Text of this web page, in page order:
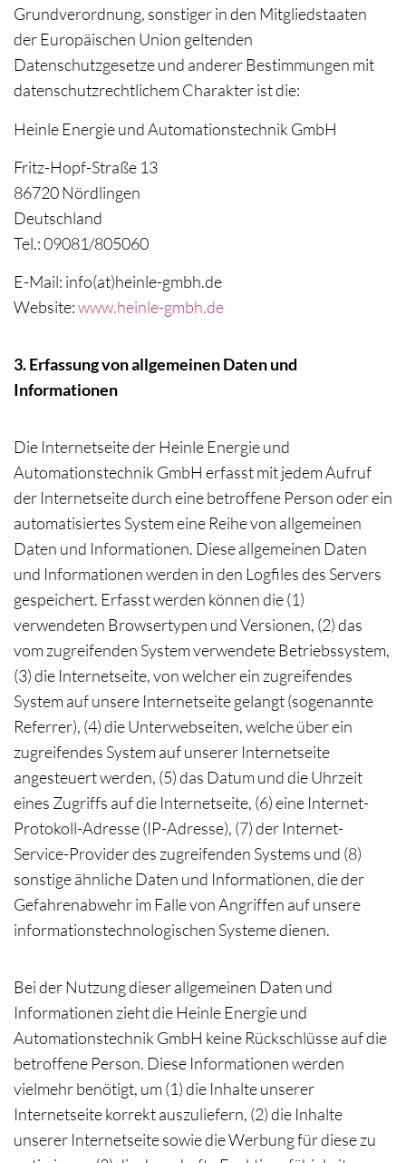
Grundverordnung, sonstiger in den Mitgliedstaaten
der Europäischen Union geltenden
Datenschutzgesetze und anderer Bestimmungen mit
datenschutzrechtlichem Charakter ist die:
Heinle Energie und Automationstechnik GmbH
Fritz-Hopf-Straße 13
86720 Nördlingen
Deutschland
Tel.: 09081/805060
E-Mail: info(at)heinle-gmbh.de
Website:www.heinle-gmbh.de
3. Erfassung von allgemeinen Daten und
Informationen
Die Internetseite der Heinle Energie und
Automationstechnik GmbH erfasst mit jedem Aufruf
der Internetseite durch eine betroffene Person oder ein
automatisiertes System eine Reihe von allgemeinen
Daten und Informationen. Diese allgemeinen Daten
und Informationen werden in den Logfiles des Servers
gespeichert. Erfasst werden können die (1)
verwendeten Browsertypen und Versionen, (2) das
vom zugreifenden System verwendete Betriebssystem,
(3) die Internetseite, von welcher ein zugreifendes
System auf unsere Internetseite gelangt (sogenannte
Referrer), (4) die Unterwebseiten, welche über ein
zugreifendes System auf unserer Internetseite
angesteuert werden, (5) das Datum und die Uhrzeit
eines Zugriffs auf die Internetseite, (6) eine Internet-
Protokoll-Adresse (IP-Adresse), (7) der Internet-
Service-Provider des zugreifenden Systems und (8)
sonstige ähnliche Daten und Informationen, die der
Gefahrenabwehr im Falle von Angriffen auf unsere
informationstechnologischen Systeme dienen.
Bei der Nutzung dieser allgemeinen Daten und
Informationen zieht die Heinle Energie und
Automationstechnik GmbH keine Rückschlüsse auf die
betroffene Person. Diese Informationen werden
vielmehr benötigt, um (1) die Inhalte unserer
Internetseite korrekt auszuliefern, (2) die Inhalte
unserer Internetseite sowie die Werbung für diese zu